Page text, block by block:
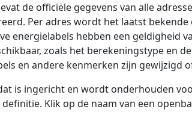
de officiële gegevens van alle
Per adres wordt het laatst
energielabels hebben een geldigheid
zoals het berekeningstype en
en andere kenmerken zijn gewijzigd
is ingericht en wordt onderhouden
Klik op de naam van een